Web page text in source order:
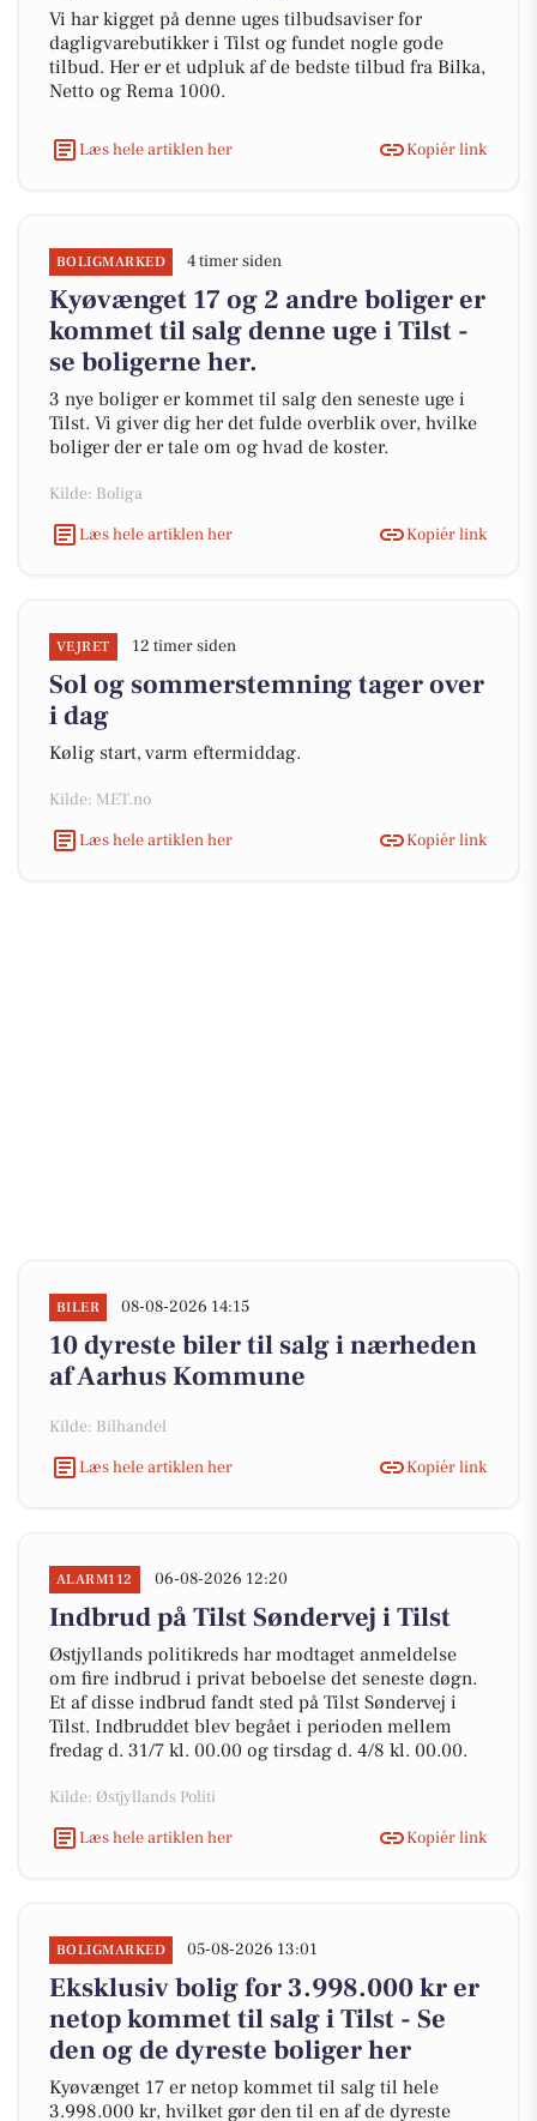
Vi har kigget på denne uges tilbudsaviser for
dagligvarebutikker i Tilst og fundet nogle gode
tilbud. Her er et udpluk af de bedste tilbud fra Bilka,
Netto og Rema 1000.
Læs hele artiklen her Kopiér link
BOLIGMARKED 4 timer siden
Kyøvænget 17 og 2 andre boliger er
kommet til salg denne uge i Tilst -
se boligerne her.
3 nye boliger er kommet til salg den seneste uge i
Tilst. Vi giver dig her det fulde overblik over, hvilke
boliger der er tale om og hvad de koster.
Kilde: Boliga
Læs hele artiklen her
Kopiér link
VEJRET 12 timer siden
Sol og sommerstemning tager over
i dag
Kølig start, varm eftermiddag.
Kilde: MET.no
Læs hele artiklen her
Kopiér link
BILER 08-08-2026 14:15
10 dyreste biler til salg i nærheden
af Aarhus Kommune
Kilde: Bilhandel
Læs hele artiklen her
Kopiér link
ALARM112 06-08-2026 12:20
Indbrud på Tilst Søndervej i Tilst
Østjyllands politikreds har modtaget anmeldelse
om fire indbrud i privat beboelse det seneste døgn.
Et af disse indbrud fandt sted på Tilst Søndervej i
Tilst. Indbruddet blev begået i perioden mellem
fredag d. 31/7 kl. 00.00 og tirsdag d. 4/8 kl. 00.00.
Kilde: Østjyllands Politi
Læs hele artiklen her
Kopiér link
BOLIGMARKED 05-08-2026 13:01
Eksklusiv bolig for 3.998.000 kr er
netop kommet til salg i Tilst - Se
den og de dyreste boliger her
Kyøvænget 17 er netop kommet til salg til hele
3.998.000 kr, hvilket gør den til en af de dyreste